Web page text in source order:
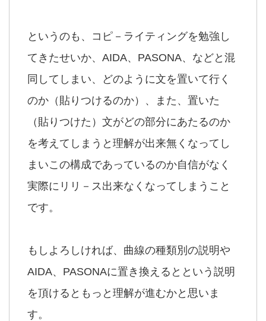
というのも、コピ－ライティングを勉強し
てきたせいか、AIDA、PASONA、などと混
同してしまい、どのように文を置いて行く
のか（貼りつけるのか）、また、置いた
（貼りつけた）文がどの部分にあたるのか
を考えてしまうと理解が出来無くなってし
まいこの構成であっているのか自信がなく
実際にリリ－ス出来なくなってしまうこと
です。
もしよろしければ、曲線の種類別の説明や
AIDA、PASONAに置き換えるとという説明
を頂けるともっと理解が進むかと思いま
す。